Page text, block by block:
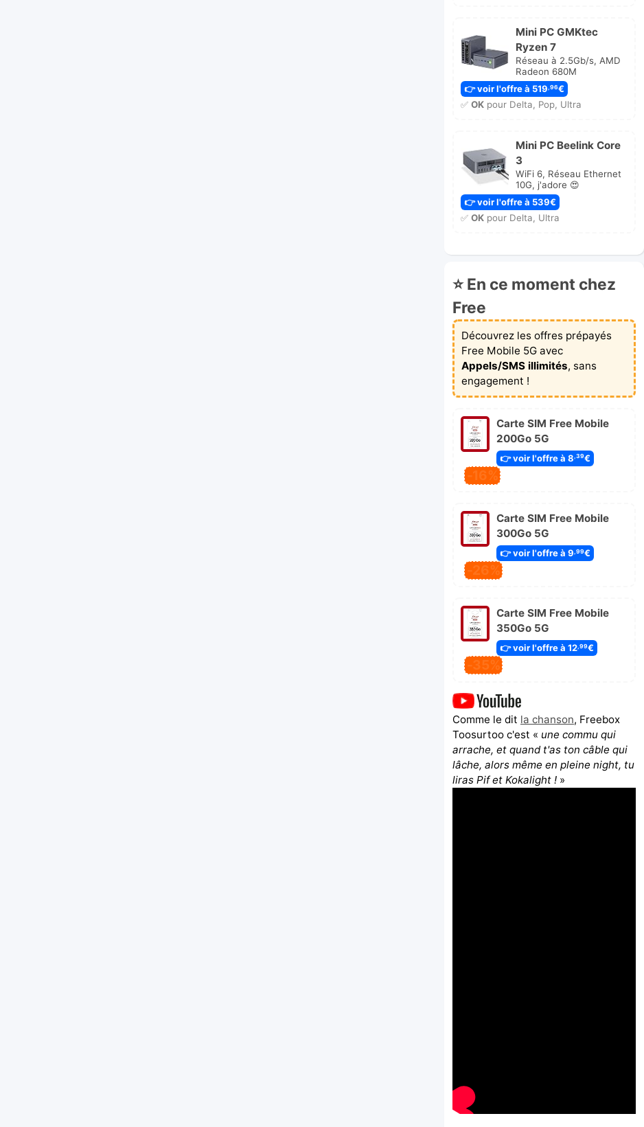
Mini PC GMKtec
Ryzen 7
Réseau à 2.5Gb/s, AMD
Radeon 680M
👉 voir l'offre à 519,96€
✅ OKpour Delta, Pop, Ultra
Mini PC Beelink Core
3
WiFi 6, Réseau Ethernet
10G, j'adore 😍
👉 voir l'offre à 539€
✅ OKpour Delta, Ultra
⭐ En ce moment chez
Free
Découvrez les offres prépayés
Free Mobile 5G avec
Appels/SMS illimités, sans
engagement !
Carte SIM Free Mobile
200Go 5G
👉 voir l'offre à 8,39€
-16%
Carte SIM Free Mobile
300Go 5G
👉 voir l'offre à 9 ,99€
-26%
Carte SIM Free Mobile
350Go 5G
👉 voir l'offre à 12,99€
-35%
Comme le dit la chanson, Freebox
Toosurtoo c'est « une commu qui
arrache, et quand t'as ton câble qui
lâche, alors même en pleine night, tu
liras Pif et Kokalight !»